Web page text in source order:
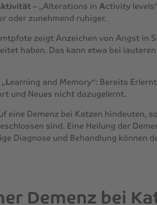
– „Alterations in Activity
oder zunehmend ruhiger.
zeigt Anzeichen von Angst in
haben. Das kann etwa bei
Learning and Memory“: Bereits
und Neues nicht dazugelernt.
eine Demenz bei Katzen hindeuten,
sind. Eine Heilung der
Diagnose und Behandlung können
Demenz bei